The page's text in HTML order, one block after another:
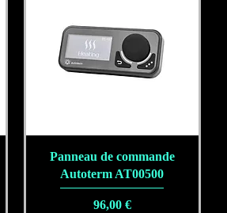
Schnellansicht
Panneau de commande
Autoterm AT00500
Preis
96,00 €